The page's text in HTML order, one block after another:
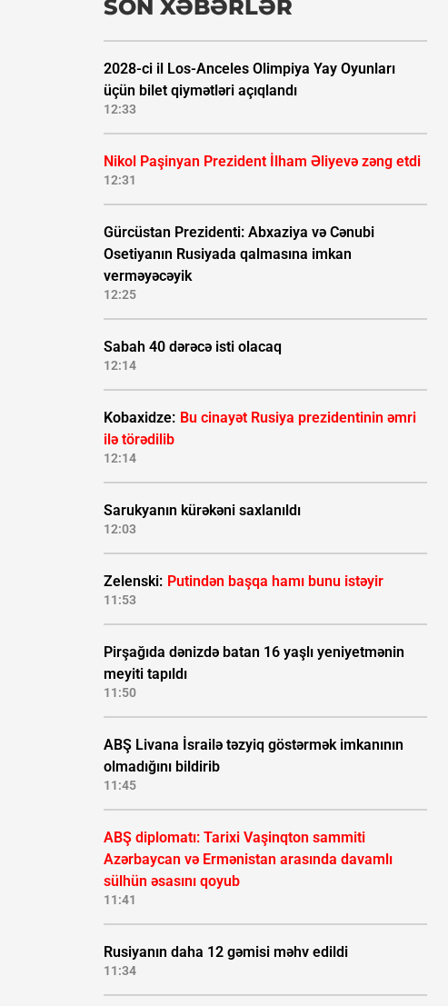
SON XƏBƏRLƏR
2028-ci il Los-Anceles Olimpiya Yay Oyunları
üçün bilet qiymətləri açıqlandı
12:33
Nikol Paşinyan Prezident İlham Əliyevə zəng etdi
12:31
Gürcüstan Prezidenti: Abxaziya və Cənubi
Osetiyanın Rusiyada qalmasına imkan
verməyəcəyik
12:25
Sabah 40 dərəcə isti olacaq
12:14
Kobaxidze: Bu cinayət Rusiya prezidentinin əmri
ilə törədilib
12:14
Sarukyanın kürəkəni saxlanıldı
12:03
Zelenski: Putindən başqa hamı bunu istəyir
11:53
Pirşağıda dənizdə batan 16 yaşlı yeniyetmənin
meyiti tapıldı
11:50
ABŞ Livana İsrailə təzyiq göstərmək imkanının
olmadığını bildirib
11:45
ABŞ diplomatı: Tarixi Vaşinqton sammiti
Azərbaycan və Ermənistan arasında davamlı
sülhün əsasını qoyub
11:41
Rusiyanın daha 12 gəmisi məhv edildi
11:34